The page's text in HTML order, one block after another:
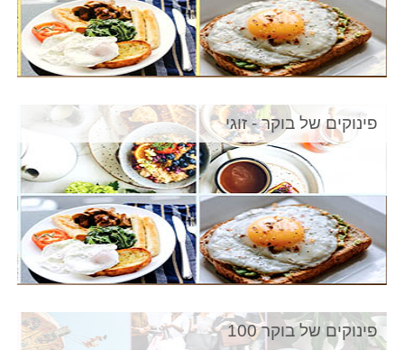
פינוקים של בוקר - זוגי
פינוקים של בוקר 100